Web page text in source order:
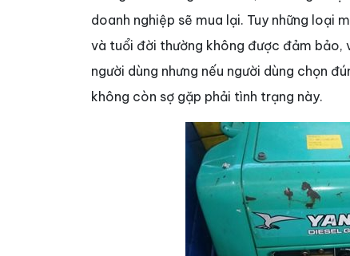
doanh nghiệp sẽ mua lại. Tuy những loại
và tuổi đời thường không được đảm
người dùng nhưng nếu người dùng chọn
không còn sợ gặp phải tình trạng này.